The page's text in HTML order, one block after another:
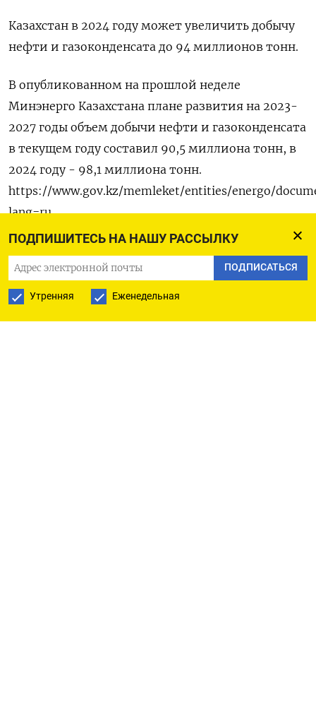
ПОДПИШИТЕСЬ НА НАШУ РАССЫЛКУ
ПОДПИСАТЬСЯ
Утренняя Еженедельная
Казахстан в 2024 году может увеличить добычу
нефти и газоконденсата до 94 миллионов тонн.
В опубликованном на прошлой неделе
Минэнерго Казахстана плане развития на 2023-
2027 годы объем добычи нефти и газоконденсата
в текущем году составил 90,5 миллиона тонн, в
2024 году - 98,1 миллиона тонн.
https://www.gov.kz/memleket/entities/energo/
lang=ru
ПОДПИСАТЬСЯ НА ТЕЛЕГРАМ